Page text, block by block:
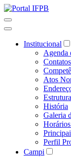
Institucional
Agenda
Contatos
Atos
História
Galeria
Perfil
Campi